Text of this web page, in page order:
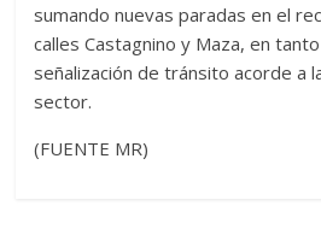
sumando nuevas paradas en el
calles Castagnino y Maza, en
señalización de tránsito acorde a
sector.
(FUENTE MR)